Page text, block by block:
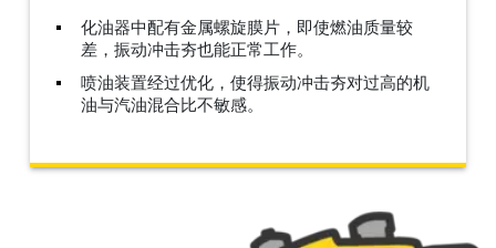
化油器中配有金属螺旋膜片，即使燃油质量较
差，振动冲击夯也能正常工作。
喷油装置经过优化，使得振动冲击夯对过高的机
油与汽油混合比不敏感。